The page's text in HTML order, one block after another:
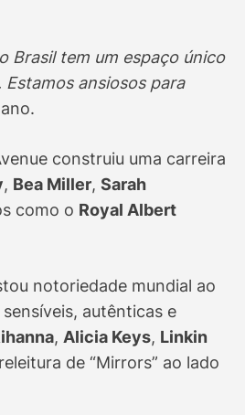
Brasil tem um espaço único
ansiosos para
construiu uma carreira
, Bea Miller, Sarah
como o Royal Albert
notoriedade mundial ao
autênticas e
, Alicia Keys, Linkin
de “Mirrors” ao lado